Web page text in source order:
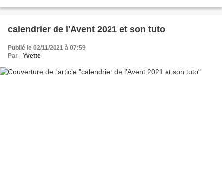
calendrier de l'Avent 2021 et son tuto
Publié le 02/11/2021 à 07:59
Par
_Yvette